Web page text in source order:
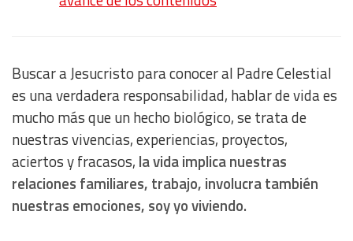
Buscar a Jesucristo para conocer al Padre Celestial
es una verdadera responsabilidad, hablar de vida es
mucho más que un hecho biológico, se trata de
nuestras vivencias, experiencias, proyectos,
aciertos y fracasos, la vida implica nuestras
relaciones familiares, trabajo, involucra también
nuestras emociones, soy yo viviendo.